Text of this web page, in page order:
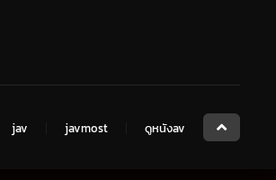
jav javmost ดูหนังav